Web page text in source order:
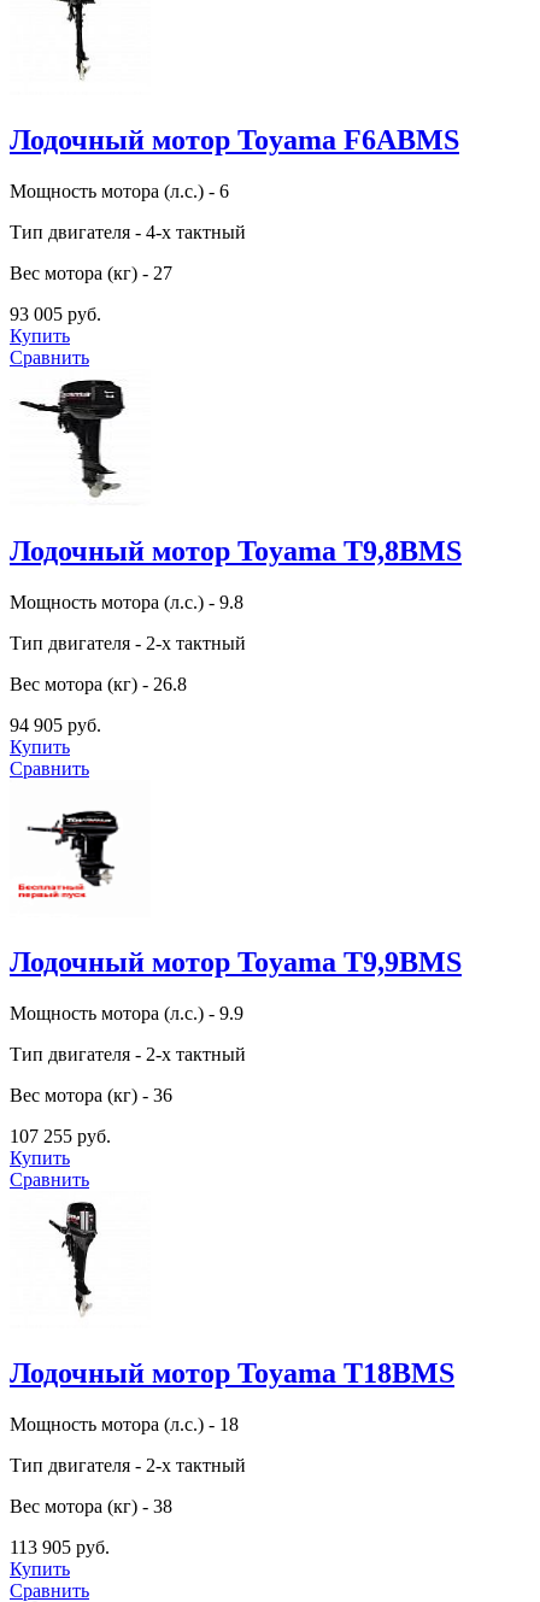
Лодочный мотор Toyama F6ABMS
Мощность мотора (л.с.) - 6
Тип двигателя - 4-х тактный
Вес мотора (кг) - 27
93 005 руб.
Купить
Сравнить
Лодочный мотор Toyama T9,8BMS
Мощность мотора (л.с.) - 9.8
Тип двигателя - 2-х тактный
Вес мотора (кг) - 26.8
94 905 руб.
Купить
Сравнить
Лодочный мотор Toyama T9,9BMS
Мощность мотора (л.с.) - 9.9
Тип двигателя - 2-х тактный
Вес мотора (кг) - 36
107 255 руб.
Купить
Сравнить
Лодочный мотор Toyama T18BMS
Мощность мотора (л.с.) - 18
Тип двигателя - 2-х тактный
Вес мотора (кг) - 38
113 905 руб.
Купить
Сравнить